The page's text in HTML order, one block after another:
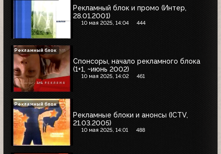
Рекламный блок и промо (Интер,
28.01.2001)
10 мая 2025, 14:04 444
Спонсоры, начало рекламного блока
(1+1, ~июнь 2002)
10 мая 2025, 14:02 461
Рекламный блок
Рекламные блоки и анонсы (ICTV,
21.03.2005)
10 мая 2025, 14:01 488
Рекламный блок